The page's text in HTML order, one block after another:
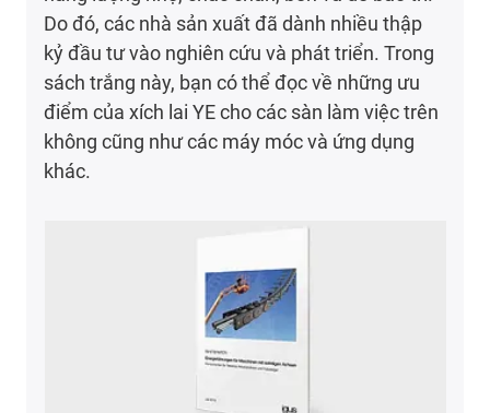
Do đó, các nhà sản xuất đã dành nhiều thập
kỷ đầu tư vào nghiên cứu và phát triển. Trong
sách trắng này, bạn có thể đọc về những ưu
điểm của xích lai YE cho các sàn làm việc trên
không cũng như các máy móc và ứng dụng
khác.